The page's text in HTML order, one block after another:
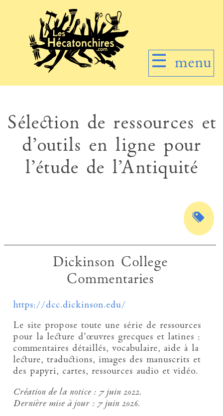
☰ menu
Sélection de ressources et
d’outils en ligne pour
l’étude de l’Antiquité
Dickinson College
Commentaries
https://dcc.dickinson.edu/
Le site propose toute une série de ressources
pour la lecture d’œuvres grecques et latines :
commentaires détaillés, vocabulaire, aide à la
lecture, traductions, images des manuscrits et
des papyri, cartes, ressources audio et vidéo.
Création de la notice : 7 juin 2022.
Dernière mise à jour : 7 juin 2026.